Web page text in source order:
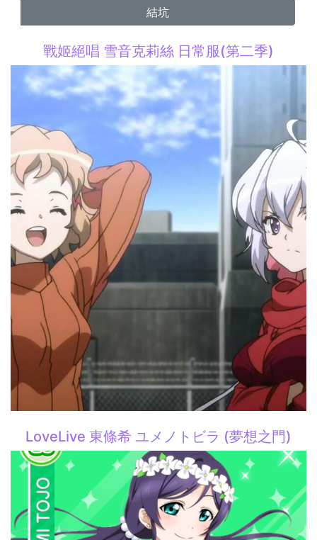
結坑
戰姬絕唱 雪音克莉絲 日常服(第二季)
LoveLive 東條希 ユメノトビラ (夢想之門)